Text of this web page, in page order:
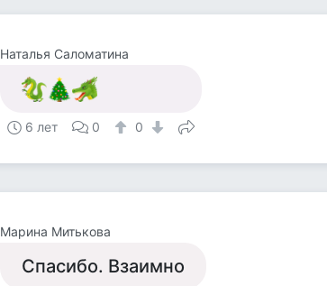
Наталья Саломатина
6 лет 0 0
Марина Митькова
Спасибо. Взаимно